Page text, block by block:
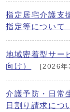
指定居宅介護支
指定等について
地域密着型サー
向け）
[2026年
介護予防・日常
日割り請求につ